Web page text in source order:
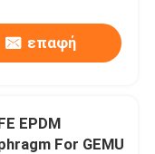
επαφή
EPDM
For GEMU